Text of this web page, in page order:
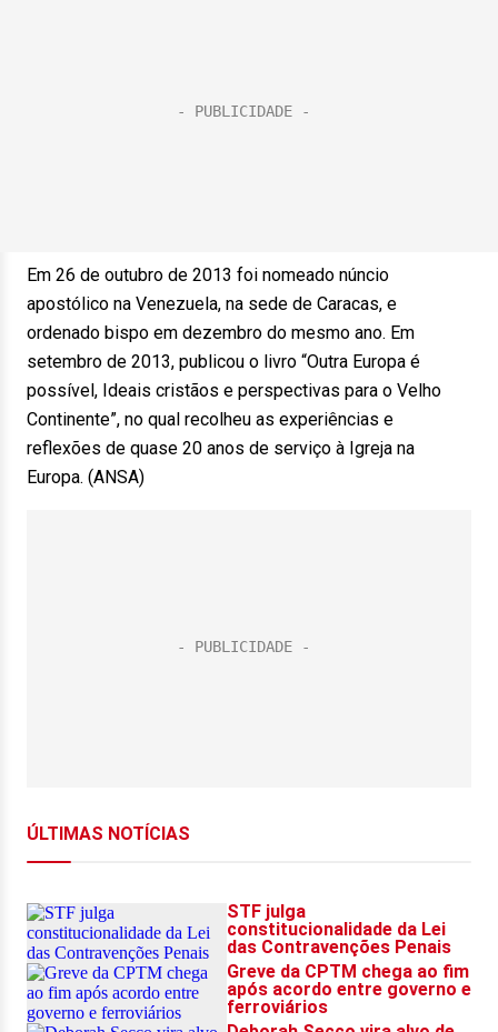
Em 26 de outubro de 2013 foi nomeado núncio
apostólico na Venezuela, na sede de Caracas, e
ordenado bispo em dezembro do mesmo ano. Em
setembro de 2013, publicou o livro “Outra Europa é
possível, Ideais cristãos e perspectivas para o Velho
Continente”, no qual recolheu as experiências e
reflexões de quase 20 anos de serviço à Igreja na
Europa. (ANSA)